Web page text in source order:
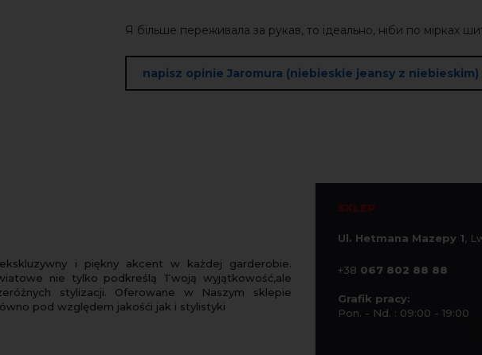
Я більше переживала за рукав, то ідеально, ніби по мірках
napisz opinie Jaromura (niebieskie jeansy z niebieskim)
i piękny akcent w każdej garderobie.
nie tylko podkreślą Twoją wyjątkowość,ale
stylizacji. Oferowane w Naszym sklepie
pod względem jakośći jak i stylistyki
SKLEP
Ul. Hetmana Mazepy 1,
+38 067 802 88 88
Grafik pracy:
Pon. - Nd. : 09:00 - 19:00